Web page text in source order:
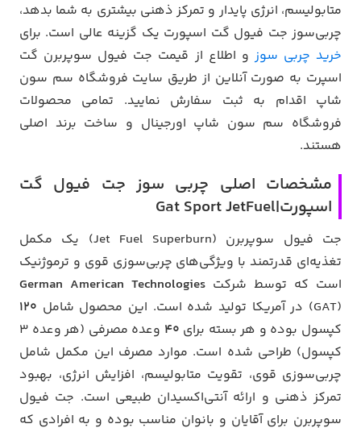
متابولیسم، انرژی پایدار و تمرکز ذهنی بیشتری به شما بدهد،
چربی‌سوز جت فیول گت اسپورت یک گزینه عالی است. برای
خرید چربی سوزو اطلاع از قیمت جت فیول سوپربرن گت
اسپرت به صورت آنلاین از طریق سایت فروشگاه سم سون
شاپ اقدام به ثبت سفارش نمایید. تمامی محصولات
فروشگاه سم سون شاپ اورجینال و ساخت برند اصلی
هستند.
مشخصات اصلی چربی سوز جت فیول گت
اسپورت|Gat Sport JetFuel
جت فیول سوپربرن (Jet Fuel Superburn) یک مکمل
تغذیه‌ای قدرتمند با ویژگی‌های چربی‌سوزی قوی و ترموژنیک
است که توسط شرکت German American Technologies
(GAT) در آمریکا تولید شده است. این محصول شامل
120
کپسول بوده و هر بسته برای 40
وعده مصرفی (هر وعده 3
کپسول) طراحی شده است. موارد مصرف این مکمل شامل
چربی‌سوزی قوی، تقویت متابولیسم، افزایش انرژی، بهبود
تمرکز ذهنی و ارائه آنتی‌اکسیدان طبیعی است. جت فیول
سوپربرن برای آقایان و بانوان مناسب بوده و به افرادی که